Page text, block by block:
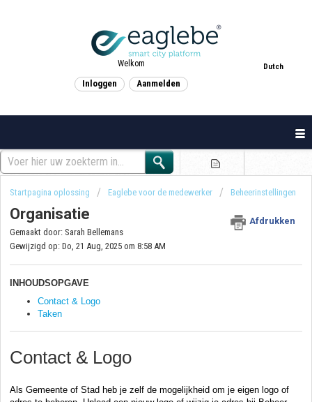
Dutch
Welkom
Inloggen Aanmelden
Startpagina oplossing Eaglebe voor de medewerker Beheerinstellingen
Organisatie
Afdrukken
Gemaakt door: Sarah Bellemans
Gewijzigd op: Do, 21 Aug, 2025 om 8:58 AM
INHOUDSOPGAVE
Contact & Logo
Taken
Contact & Logo
Als Gemeente of Stad heb je zelf de mogelijkheid om je eigen logo of